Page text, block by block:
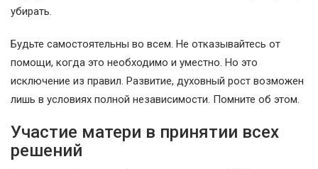
убирать.
Будьте самостоятельны во всем. Не отказывайтесь от
помощи, когда это необходимо и уместно. Но это
исключение из правил. Развитие, духовный рост возможен
лишь в условиях полной независимости. Помните об этом.
Участие матери в принятии всех
решений